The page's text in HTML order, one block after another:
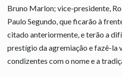
Bruno Marlon; vice-presidente,
Paulo Segundo, que ficarão à
citado anteriormente, e terão a
prestígio da agremiação e fazê-la
condizentes com o nome e a